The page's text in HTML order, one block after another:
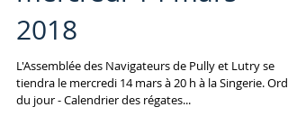
mercredi 14 mars
2018
L'Assemblée des Navigateurs de Pully et Lutry se
tiendra le mercredi 14 mars à 20 h à la Singerie.